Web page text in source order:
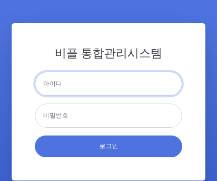
비플 통합관리시스템
로그인